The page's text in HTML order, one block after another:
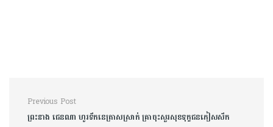
Post navigation
Previous Post
ព្រះនាង ជេនណា ហូរទឹកនេត្រាសស្រាក់ គ្រាចុះសួរសុខទុក្ខជនភៀសសឹក